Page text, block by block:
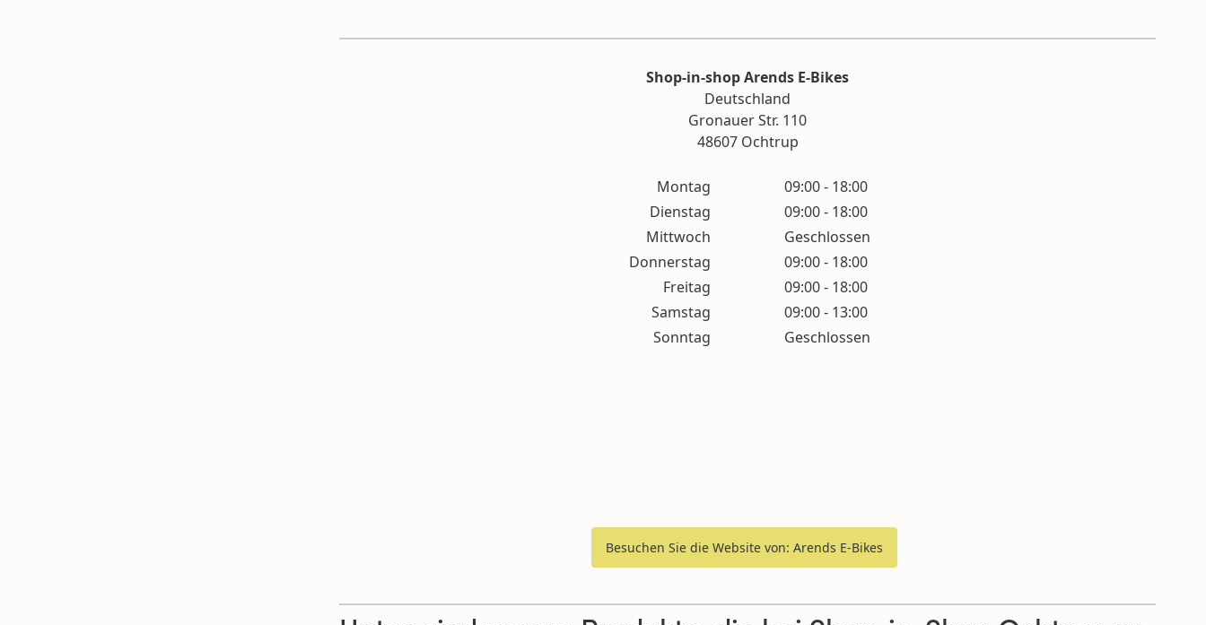
Shop-in-shop Arends E-Bikes
Deutschland
Gronauer Str. 110
48607 Ochtrup
Montag
Dienstag
Mittwoch
Donnerstag
Freitag
Samstag
Sonntag
09:00 - 18:00
09:00 - 18:00
Geschlossen
09:00 - 18:00
09:00 - 18:00
09:00 - 13:00
Geschlossen
Besuchen Sie die Website von: Arends E-Bikes